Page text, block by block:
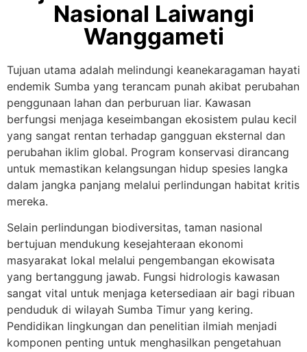
Nasional Laiwangi
Wanggameti
Tujuan utama adalah melindungi keanekaragaman hayati
endemik Sumba yang terancam punah akibat perubahan
penggunaan lahan dan perburuan liar. Kawasan
berfungsi menjaga keseimbangan ekosistem pulau kecil
yang sangat rentan terhadap gangguan eksternal dan
perubahan iklim global. Program konservasi dirancang
untuk memastikan kelangsungan hidup spesies langka
dalam jangka panjang melalui perlindungan habitat kritis
mereka.
Selain perlindungan biodiversitas, taman nasional
bertujuan mendukung kesejahteraan ekonomi
masyarakat lokal melalui pengembangan ekowisata
yang bertanggung jawab. Fungsi hidrologis kawasan
sangat vital untuk menjaga ketersediaan air bagi ribuan
penduduk di wilayah Sumba Timur yang kering.
Pendidikan lingkungan dan penelitian ilmiah menjadi
komponen penting untuk menghasilkan pengetahuan